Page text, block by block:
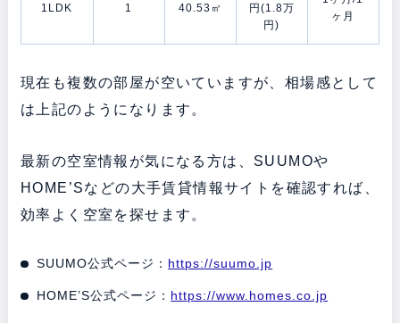
1LDK 1 40.53㎡
円(1.8万
円)
ヶ月
現在も複数の部屋が空いていますが、相場感として
は上記のようになります。
最新の空室情報が気になる方は、SUUMOや
HOME’Sなどの大手賃貸情報サイトを確認すれば、
効率よく空室を探せます。
SUUMO公式ページ： https://suumo.jp
HOME’S公式ページ： https://www.homes.co.jp